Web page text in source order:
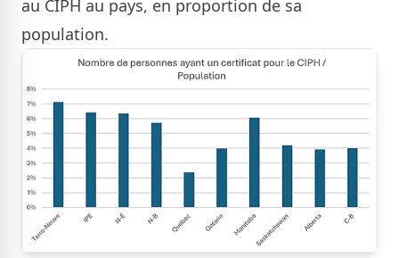
au CIPH au pays, en proportion de sa
population.